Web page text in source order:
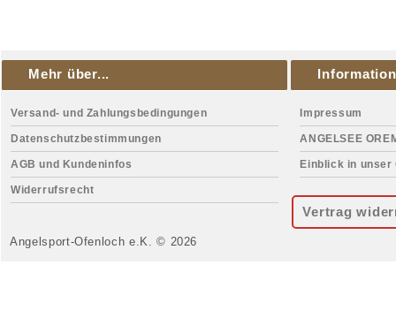
Mehr über...
Versand- und Zahlungsbedingungen
Datenschutzbestimmungen
AGB und Kundeninfos
Widerrufsrecht
Impressum
ANGELSEE
Einblick in unser
Vertrag
Angelsport-Ofenloch e.K. © 2026